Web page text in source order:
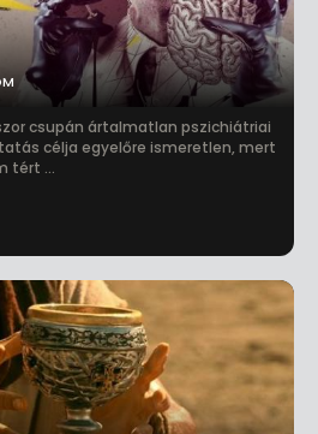
csupán ártalmatlan pszichiátriai
célja egyelőre ismeretlen, mert
tért ...